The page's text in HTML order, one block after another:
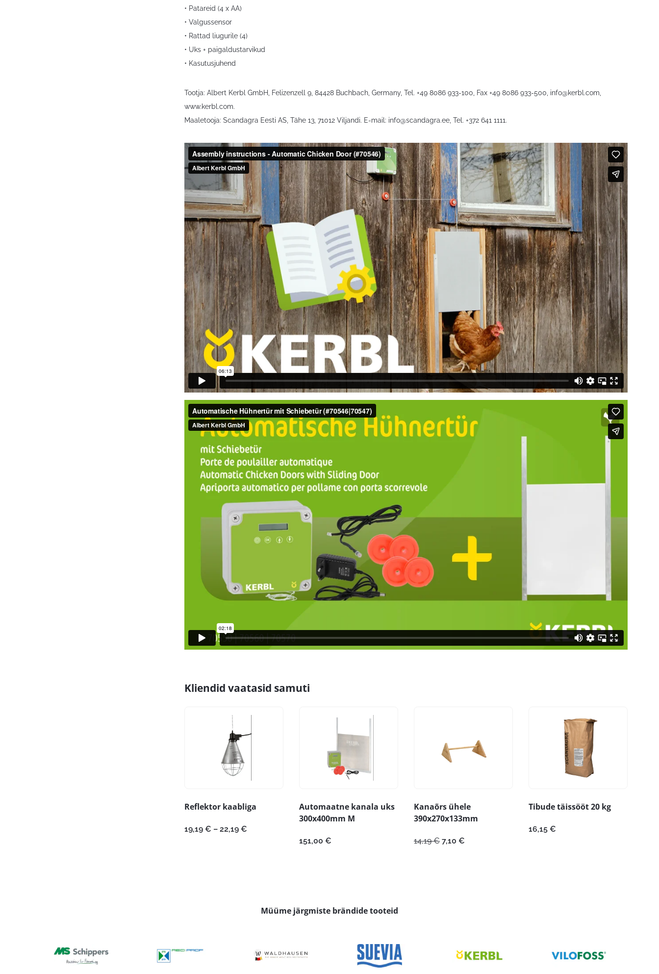
• Patareid (4 x AA)
• Valgussensor
• Rattad liugurile (4)
• Uks + paigaldustarvikud
• Kasutusjuhend
Tootja: Albert Kerbl GmbH, Felizenzell 9, 84428 Buchbach, Germany, Tel. +49 8086 933-100, Fax +49 8086 933-500, info@kerbl.com
www.kerbl.com.
Maaletooja: Scandagra Eesti AS, Tähe 13, 71012 Viljandi. E-mail: info@scandagra.ee , Tel. +372 641 1111.
Kliendid vaatasid samuti
Reflektor kaabliga
19,19 € – 22,19 €
Automaatne kanala uks
300x400mm M
151,00 €
Kanaõrs ühele
390x270x133mm
14,19€ Algne
7,10 €
Tibude täissööt 20 kg
16,15 €
Müüme järgmiste brändide tooteid